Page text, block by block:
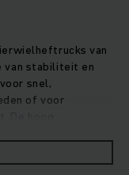
van
van stabiliteit en
snel,
of voor
stabiliteit en
de krachtige